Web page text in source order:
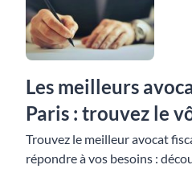
Les meilleurs
Paris : trouvez le
Trouvez le meilleur avocat
répondre à vos besoins :